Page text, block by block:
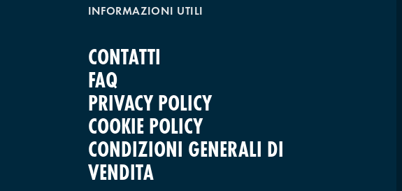
INFORMAZIONI UTILI
CONTATTI
FAQ
PRIVACY POLICY
COOKIE POLICY
CONDIZIONI GENERALI DI
VENDITA